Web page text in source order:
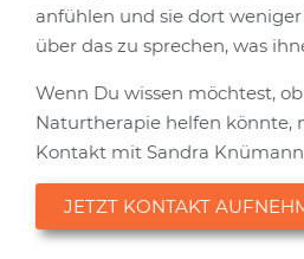
anfühlen und sie dort
über das zu sprechen, was
Wenn Du wissen möchtest,
Naturtherapie helfen könnte,
Kontakt mit Sandra
JETZT KONTAKT